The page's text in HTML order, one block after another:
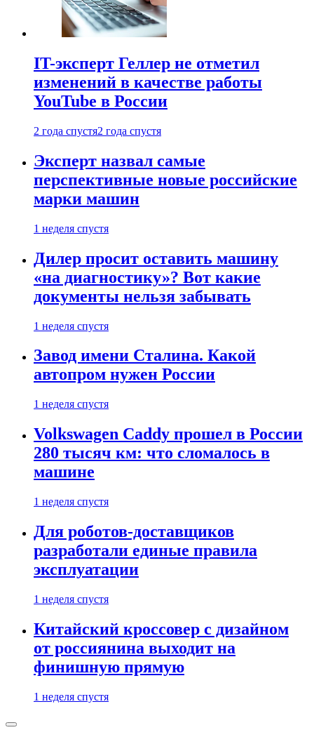
IT-эксперт Геллер не отметил
изменений в качестве работы
YouTube в России
2 года спустя2 года спустя
Эксперт назвал самые
перспективные новые российские
марки машин
1 неделя спустя
Дилер просит оставить машину
«на диагностику»? Вот какие
документы нельзя забывать
1 неделя спустя
Завод имени Сталина. Какой
автопром нужен России
1 неделя спустя
Volkswagen Caddy прошел в России
280 тысяч км: что сломалось в
машине
1 неделя спустя
Для роботов-доставщиков
разработали единые правила
эксплуатации
1 неделя спустя
Китайский кроссовер с дизайном
от россиянина выходит на
финишную прямую
1 неделя спустя